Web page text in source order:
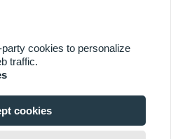
конфиденциальности
cookies to personalize
traffic.
cookies